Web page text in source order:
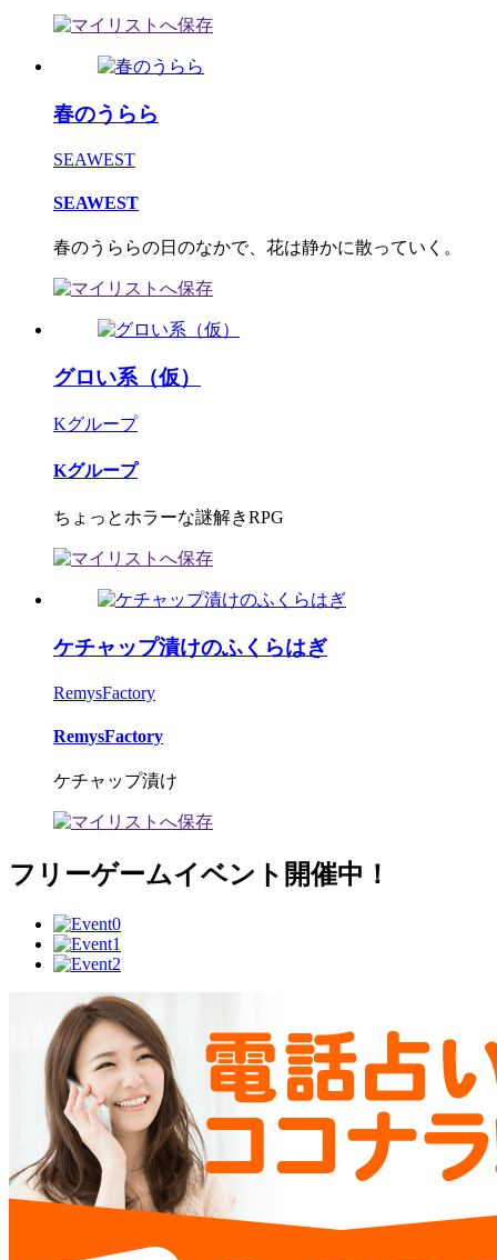
春のうらら
SEAWEST
SEAWEST
春のうららの日のなかで、花は静かに散っていく。
グロい系（仮）
Kグループ
Kグループ
ちょっとホラーな謎解きRPG
ケチャップ漬けのふくらはぎ
RemysFactory
RemysFactory
ケチャップ漬け
フリーゲームイベント開催中！